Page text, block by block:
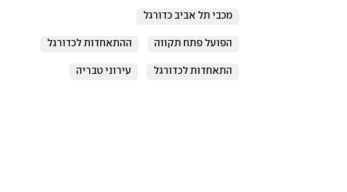
מכבי תל אביב כדורגל
הפועל פתח תקווה ההתאחדות לכדורגל
התאחדות לכדורגל עירוני טבריה